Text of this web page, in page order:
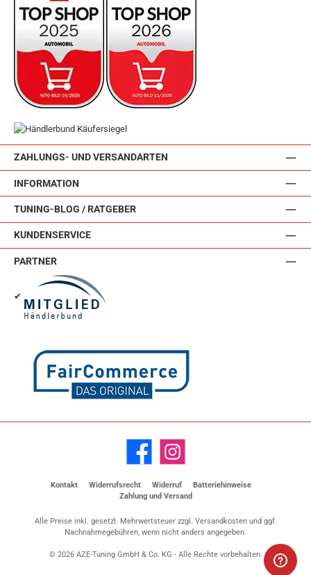
ZAHLUNGS- UND VERSANDARTEN
INFORMATION
TUNING-BLOG / RATGEBER
KUNDENSERVICE
PARTNER
✔
Facebook Instagram
Kontakt Widerrufsrecht Widerruf
Batteriehinweise
Zahlung und Versand
Alle Preise inkl. gesetzl. Mehrwertsteuer zzgl. Versandkostenund ggf.
Nachnahmegebühren, wenn nicht anders angegeben.
© 2026 AZE-Tuning GmbH & Co. KG - Alle Rechte vorbehalten.